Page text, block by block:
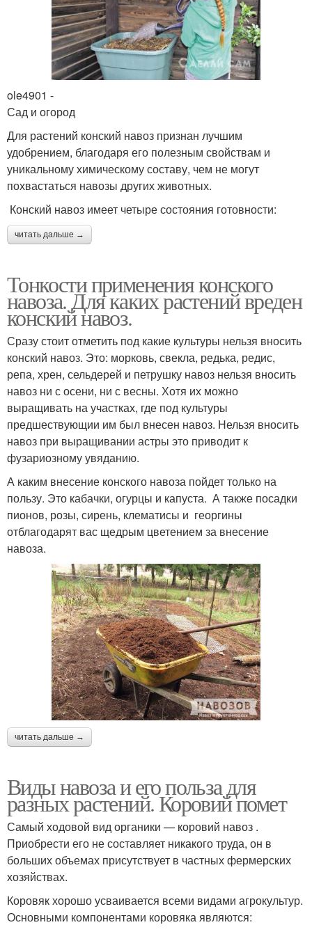
ole4901 -
Сад и огород
Для растений конский навоз признан лучшим
удобрением, благодаря его полезным свойствам и
уникальному химическому составу, чем не могут
похвастаться навозы других животных.
Конский навоз имеет четыре состояния готовности:
читать дальше →
Тонкости применения конского
навоза. Для каких растений вреден
конский навоз.
Сразу стоит отметить под какие культуры нельзя вносить
конский навоз. Это: морковь, свекла, редька, редис,
репа, хрен, сельдерей и петрушку навоз нельзя вносить
навоз ни с осени, ни с весны. Хотя их можно
выращивать на участках, где под культуры
предшествующии им был внесен навоз. Нельзя вносить
навоз при выращивании астры это приводит к
фузариозному увяданию.
А каким внесение конского навоза пойдет только на
пользу. Это кабачки, огурцы и капуста. А также посадки
пионов, розы, сирень, клематисы и георгины
отблагодарят вас щедрым цветением за внесение
навоза.
читать дальше →
Виды навоза и его польза для
разных растений. Коровий помет
Самый ходовой вид органики — коровий навоз .
Приобрести его не составляет никакого труда, он в
больших объемах присутствует в частных фермерских
хозяйствах.
Коровяк хорошо усваивается всеми видами агрокультур.
Основными компонентами коровяка являются: